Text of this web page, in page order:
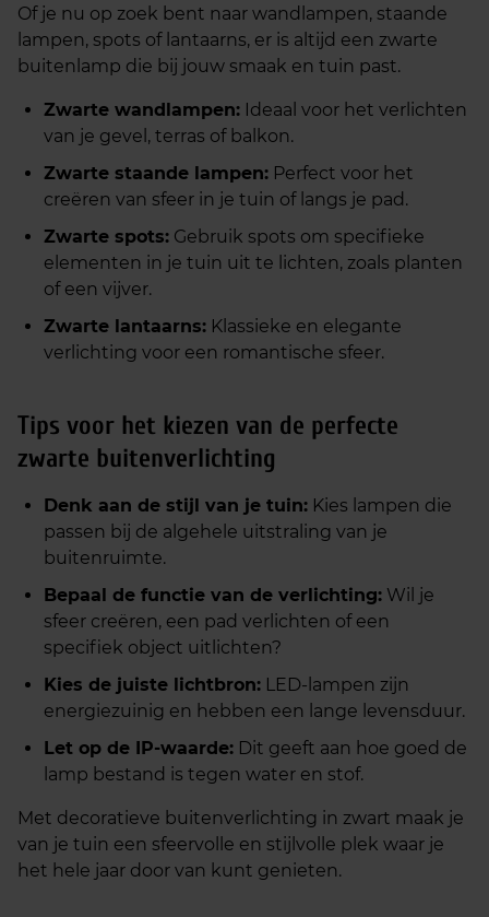
Of je nu op zoek bent naar wandlampen, staande
lampen, spots of lantaarns, er is altijd een zwarte
buitenlamp die bij jouw smaak en tuin past.
Zwarte wandlampen: Ideaal voor het verlichten
van je gevel, terras of balkon.
Zwarte staande lampen: Perfect voor het
creëren van sfeer in je tuin of langs je pad.
Zwarte spots: Gebruik spots om specifieke
elementen in je tuin uit te lichten, zoals planten
of een vijver.
Zwarte lantaarns: Klassieke en elegante
verlichting voor een romantische sfeer.
Tips voor het kiezen van de perfecte
zwarte buitenverlichting
Denk aan de stijl van je tuin: Kies lampen die
passen bij de algehele uitstraling van je
buitenruimte.
Bepaal de functie van de verlichting: Wil je
sfeer creëren, een pad verlichten of een
specifiek object uitlichten?
Kies de juiste lichtbron: LED-lampen zijn
energiezuinig en hebben een lange levensduur.
Let op de IP-waarde: Dit geeft aan hoe goed de
lamp bestand is tegen water en stof.
Met decoratieve buitenverlichting in zwart maak je
van je tuin een sfeervolle en stijlvolle plek waar je
het hele jaar door van kunt genieten.